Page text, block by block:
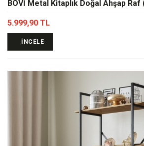
BOVİ Metal Kitaplık Doğal Ahşap Raf
5.999,90 TL
İNCELE